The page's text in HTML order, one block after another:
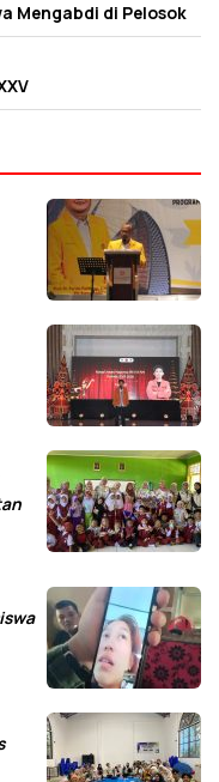
Mengabdi di Pelosok